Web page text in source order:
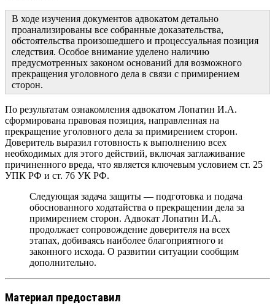
В ходе изучения документов адвокатом детально
проанализированы все собранные доказательства,
обстоятельства произошедшего и процессуальная позиция
следствия. Особое внимание уделено наличию
предусмотренных законом оснований для возможного
прекращения уголовного дела в связи с примирением
сторон.
По результатам ознакомления адвокатом Лопатин И.А.
сформирована правовая позиция, направленная на
прекращение уголовного дела за примирением сторон.
Доверитель выразил готовность к выполнению всех
необходимых для этого действий, включая заглаживание
причиненного вреда, что является ключевым условием ст. 25
УПК РФ и ст. 76 УК РФ.
Следующая задача защиты — подготовка и подача
обоснованного ходатайства о прекращении дела за
примирением сторон. Адвокат Лопатин И.А.
продолжает сопровождение доверителя на всех
этапах, добиваясь наиболее благоприятного и
законного исхода. О развитии ситуации сообщим
дополнительно.
Материал предоставил